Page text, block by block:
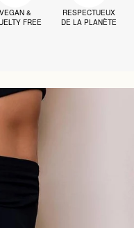
VEGAN &
FREE
RESPECTUEUX
DE LA PLANÈTE